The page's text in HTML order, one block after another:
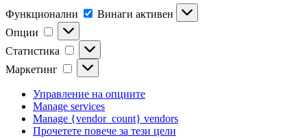
Функционални Функционални
Винаги активен
Опции
Опции
Статистика Статистика
Маркетинг Маркетинг
Управление на опциите
Manage services
Manage {vendor_count} vendors
Прочетете повече за тези цели